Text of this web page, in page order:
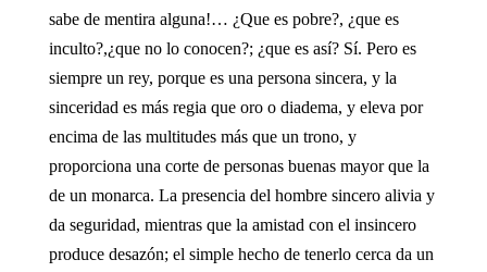
sabe de mentira alguna!… ¿Que es pobre?, ¿que es
inculto?,¿que no lo conocen?; ¿que es así? Sí. Pero es
siempre un rey, porque es una persona sincera, y la
sinceridad es más regia que oro o diadema, y eleva por
encima de las multitudes más que un trono, y
proporciona una corte de personas buenas mayor que la
de un monarca. La presencia del hombre sincero alivia y
da seguridad, mientras que la amistad con el insincero
produce desazón; el simple hecho de tenerlo cerca da un